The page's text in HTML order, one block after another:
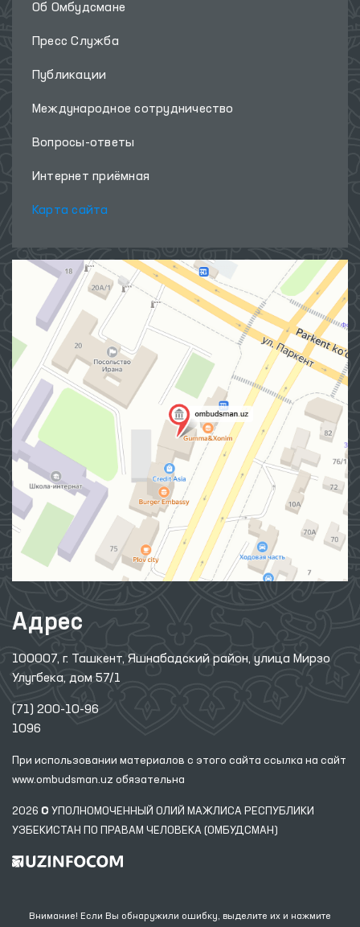
Об Омбудсмане
Пресс Служба
Публикации
Международное сотрудничество
Вопросы-ответы
Интернет приёмная
Карта сайта
Адрес
100007, г. Ташкент, Яшнабадский район, улица Мирзо
Улугбека, дом 57/1
(71) 200-10-96
1096
При использовании материалов с этого сайта ссылка на сайт
www.ombudsman.uz обязательна
2026 © УПОЛНОМОЧЕННЫЙ ОЛИЙ МАЖЛИСА РЕСПУБЛИКИ
УЗБЕКИСТАН ПО ПРАВАМ ЧЕЛОВЕКА (ОМБУДСМАН)
Внимание! Если Вы обнаружили ошибку, выделите их и нажмите